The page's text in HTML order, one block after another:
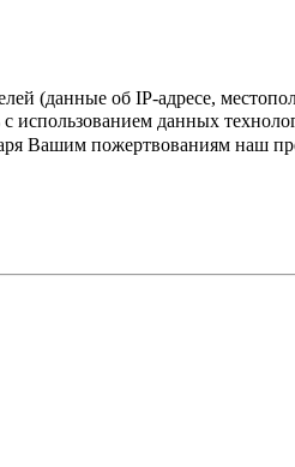
(данные об IP-адресе,
использованием данных
Вашим пожертвованиям наш